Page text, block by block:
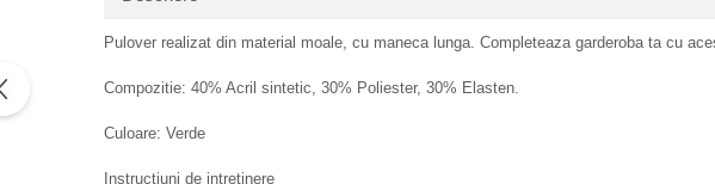
Pulover realizat din material moale, cu maneca lunga. Completeaza garderoba ta cu
Compozitie: 40% Acril sintetic, 30% Poliester, 30% Elasten.
Culoare: Verde
Instructiuni de intretinere